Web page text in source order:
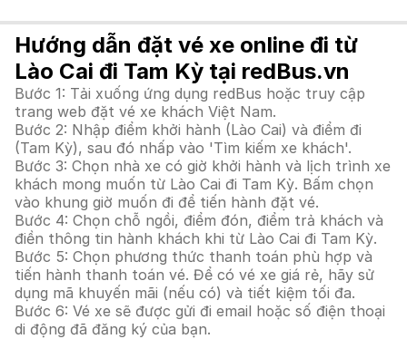
Hướng dẫn đặt vé xe online đi từ
Lào Cai đi Tam Kỳ tại redBus.vn
Bước 1: Tải xuống ứng dụng redBus hoặc truy cập
trang web đặt vé xe khách Việt Nam.
Bước 2: Nhập điểm khởi hành (Lào Cai) và điểm đi
(Tam Kỳ), sau đó nhấp vào 'Tìm kiếm xe khách'.
Bước 3: Chọn nhà xe có giờ khởi hành và lịch trình xe
khách mong muốn từ Lào Cai đi Tam Kỳ. Bấm chọn
vào khung giờ muốn đi để tiến hành đặt vé.
Bước 4: Chọn chỗ ngồi, điểm đón, điểm trả khách và
điền thông tin hành khách khi từ Lào Cai đi Tam Kỳ.
Bước 5: Chọn phương thức thanh toán phù hợp và
tiến hành thanh toán vé. Để có vé xe giá rẻ, hãy sử
dụng mã khuyến mãi (nếu có) và tiết kiệm tối đa.
Bước 6: Vé xe sẽ được gửi đi email hoặc số điện thoại
di động đã đăng ký của bạn.